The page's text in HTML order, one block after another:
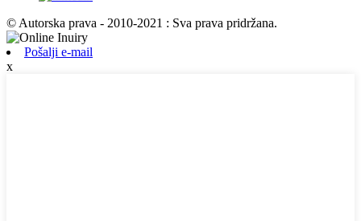
© Autorska prava - 2010-2021 : Sva prava pridržana.
Pošalji e-mail
x